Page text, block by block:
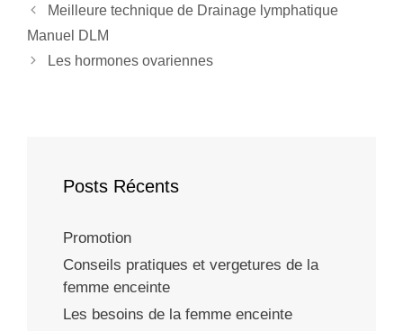
Meilleure technique de Drainage lymphatique
Manuel DLM
Les hormones ovariennes
Posts Récents
Promotion
Conseils pratiques et vergetures de la
femme enceinte
Les besoins de la femme enceinte